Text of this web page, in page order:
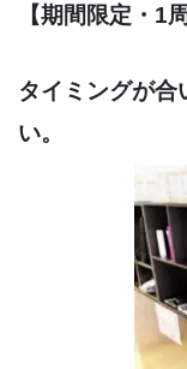
【期間限定・1
タイミングが合
い。